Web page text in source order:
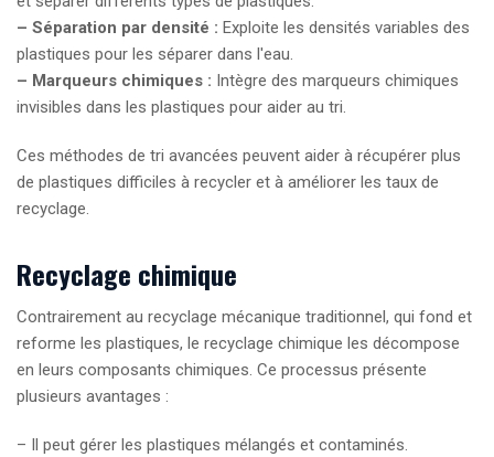
– Séparation par densité : Exploite les densités variables des
plastiques pour les séparer dans l'eau.
– Marqueurs chimiques : Intègre des marqueurs chimiques
invisibles dans les plastiques pour aider au tri.
Ces méthodes de tri avancées peuvent aider à récupérer plus
de plastiques difficiles à recycler et à améliorer les taux de
recyclage.
Recyclage chimique
Contrairement au recyclage mécanique traditionnel, qui fond et
reforme les plastiques, le recyclage chimique les décompose
en leurs composants chimiques. Ce processus présente
plusieurs avantages :
– Il peut gérer les plastiques mélangés et contaminés.